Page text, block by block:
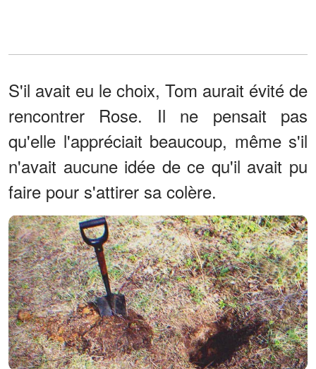
S'il avait eu le choix, Tom aurait évité de
rencontrer Rose. Il ne pensait pas
qu'elle l'appréciait beaucoup, même s'il
n'avait aucune idée de ce qu'il avait pu
faire pour s'attirer sa colère.